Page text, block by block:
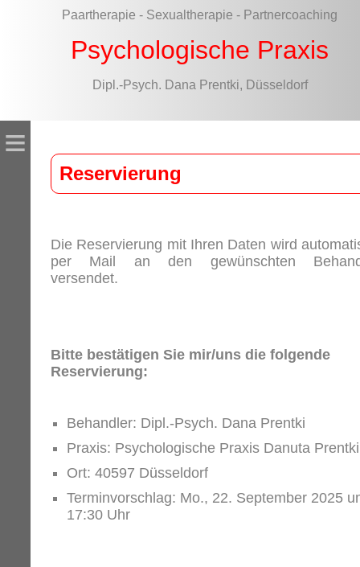
Paartherapie - Sexualtherapie - Partnercoaching
Psychologische Praxis
Dipl.-Psych. Dana Prentki, Düsseldorf
≡
Reservierung
Die Reservierung mit Ihren Daten wird
per Mail an den gewünschten
versendet.
Bitte bestätigen Sie mir/uns die folgende
Reservierung:
Behandler: Dipl.-Psych. Dana Prentki
Praxis: Psychologische Praxis Danuta Prentki
Ort: 40597 Düsseldorf
Terminvorschlag: Mo., 22. September 2025
17:30 Uhr